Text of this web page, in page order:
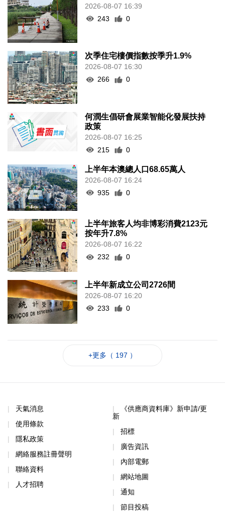
2026-08-07 16:39
243
0
次季住宅樓價指數按季升1.9%
2026-08-07 16:30
266
0
何潤生倡研會展業智能化發展扶持
政策
2026-08-07 16:25
215
0
上半年本澳總人口68.65萬人
2026-08-07 16:24
935
0
上半年旅客人均非博彩消費2123元
按年升7.8%
2026-08-07 16:22
232
0
上半年新成立公司2726間
2026-08-07 16:20
233
0
+更多（ 197 ）
天氣消息
使用條款
隱私政策
網絡服務註冊聲明
聯絡資料
人才招聘
《供應商資料庫》新申請/更
新
招標
廣告資訊
內部電郵
網站地圖
通知
節目投稿